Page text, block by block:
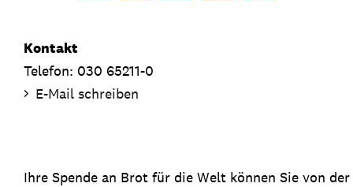
Kontakt
Telefon: 030 65211-0
E-Mail schreiben
Ihre Spende an Brot für die Welt können Sie von